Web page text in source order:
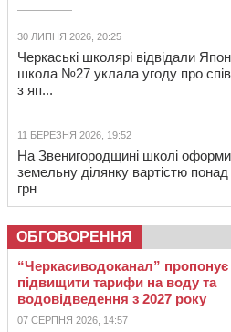
30 ЛИПНЯ 2026, 20:25
Черкаські школярі відвідали
школа №27 уклала угоду про
з яп...
11 БЕРЕЗНЯ 2026, 19:52
На Звенигородщині школі
земельну ділянку вартістю
грн
ОБГОВОРЕННЯ
“Черкасиводоканал” пропонує
підвищити тарифи на воду та
водовідведення з 2027 року
07 СЕРПНЯ 2026, 14:57